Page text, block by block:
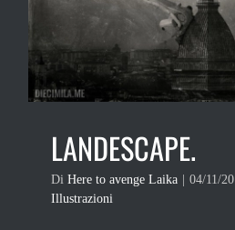
LANDESCAPE.
Di Here to avenge Laika | 04/11/
Illustrazioni